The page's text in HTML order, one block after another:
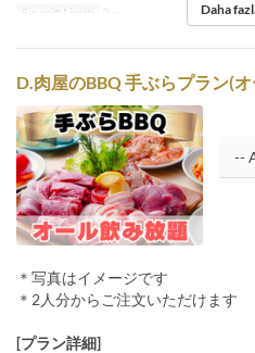
Sipariş Limiti 2 ~ Daha
D.肉屋のBBQ 手ぶらプラン(
＊写真はイメージです
＊2人分からご注文いただけます
[プラン詳細]